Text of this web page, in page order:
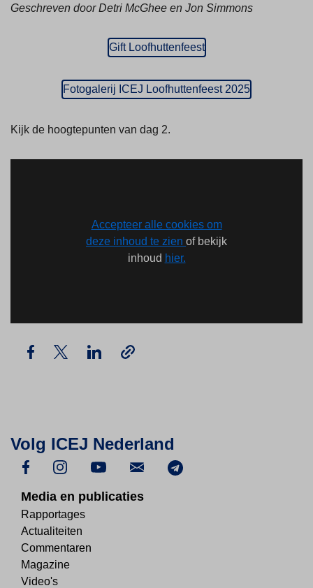
Geschreven door Detri McGhee en Jon Simmons
Gift Loofhuttenfeest
Fotogalerij ICEJ Loofhuttenfeest 2025
Kijk de hoogtepunten van dag 2.
Accepteer alle cookies om
deze inhoud te zien of bekijk
inhoud hier.
Volg ICEJ Nederland
Media en publicaties
Rapportages
Actualiteiten
Commentaren
Magazine
Video's